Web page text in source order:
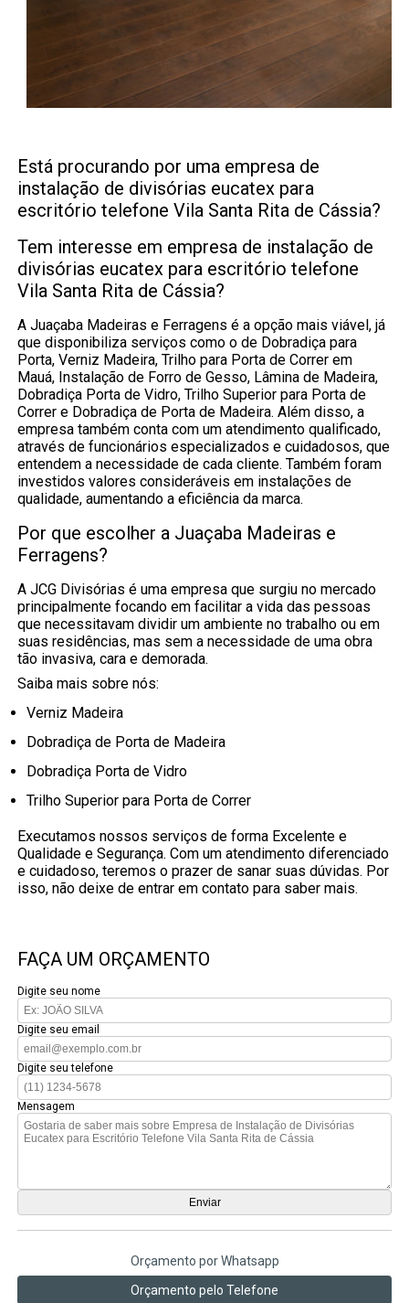
Está procurando por uma empresa de
instalação de divisórias eucatex para
escritório telefone Vila Santa Rita de Cássia?
Tem interesse em empresa de instalação de
divisórias eucatex para escritório telefone
Vila Santa Rita de Cássia?
A Juaçaba Madeiras e Ferragens é a opção mais viável, já
que disponibiliza serviços como o de Dobradiça para
Porta, Verniz Madeira, Trilho para Porta de Correr em
Mauá, Instalação de Forro de Gesso, Lâmina de Madeira,
Dobradiça Porta de Vidro, Trilho Superior para Porta de
Correr e Dobradiça de Porta de Madeira. Além disso, a
empresa também conta com um atendimento qualificado,
através de funcionários especializados e cuidadosos, que
entendem a necessidade de cada cliente. Também foram
investidos valores consideráveis em instalações de
qualidade, aumentando a eficiência da marca.
Por que escolher a Juaçaba Madeiras e
Ferragens?
A JCG Divisórias é uma empresa que surgiu no mercado
principalmente focando em facilitar a vida das pessoas
que necessitavam dividir um ambiente no trabalho ou em
suas residências, mas sem a necessidade de uma obra
tão invasiva, cara e demorada.
Saiba mais sobre nós:
Verniz Madeira
Dobradiça de Porta de Madeira
Dobradiça Porta de Vidro
Trilho Superior para Porta de Correr
Executamos nossos serviços de forma Excelente e
Qualidade e Segurança. Com um atendimento diferenciado
e cuidadoso, teremos o prazer de sanar suas dúvidas. Por
isso, não deixe de entrar em contato para saber mais.
FAÇA UM ORÇAMENTO
Digite seu nome
Digite seu email
Digite seu telefone
Mensagem
Orçamento por Whatsapp
Orçamento pelo Telefone